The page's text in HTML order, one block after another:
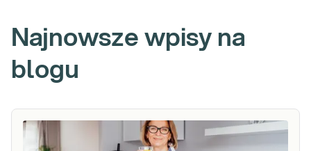
Najnowsze wpisy na
blogu